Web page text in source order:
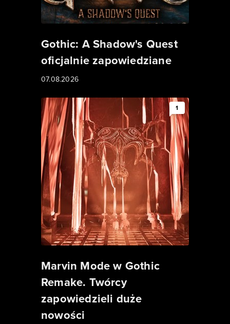
Gothic: A Shadow's Quest
oficjalnie zapowiedziane
07.08.2026
1
Marvin Mode w Gothic
Remake. Twórcy
zapowiedzieli duże
nowości